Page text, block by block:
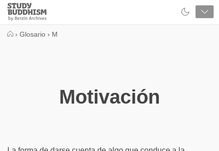
Close
Study
Buddhism
› Glosario › M
Motivación